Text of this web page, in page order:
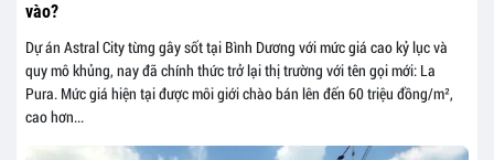
vào?
Dự án Astral City từng gây sốt tại Bình Dương với mức giá cao kỷ lục và
quy mô khủng, nay đã chính thức trở lại thị trường với tên gọi mới: La
Pura. Mức giá hiện tại được môi giới chào bán lên đến 60 triệu đồng/m²,
cao hơn...